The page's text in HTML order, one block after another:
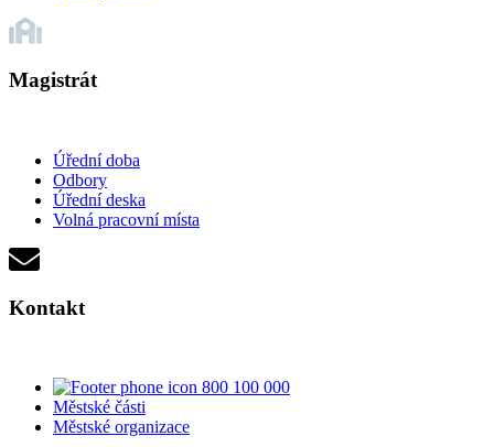
Magistrát
Úřední doba
Odbory
Úřední deska
Volná pracovní místa
Kontakt
800 100 000
Městské části
Městské organizace